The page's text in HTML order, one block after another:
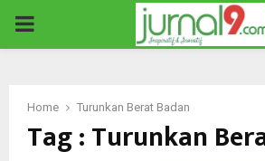
PRIMARY
Home Turunkan Berat Badan
Tag : Turunkan